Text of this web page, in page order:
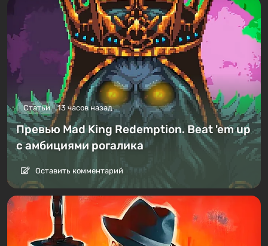
Статьи 13 часов назад
Превью Mad King Redemption. Beat 'em up
с амбициями рогалика
Оставить комментарий